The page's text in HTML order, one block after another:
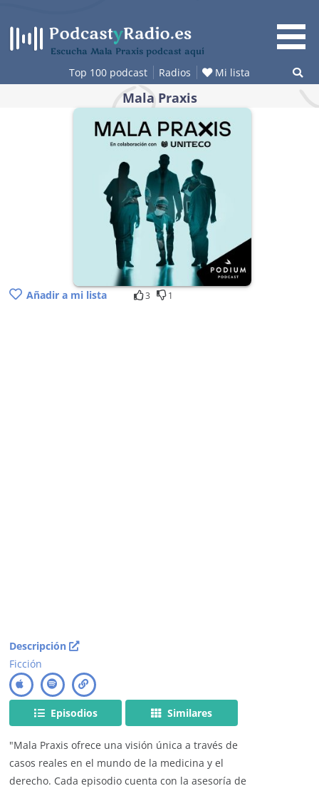
contenido
Escucha Mala Praxis podcast aquí
Top 100 podcast Radios Mi lista
Mala Praxis
Añadir a mi lista 3 1
Descripción
Ficción
Episodios Similares
"Mala Praxis ofrece una visión única a través de
casos reales en el mundo de la medicina y el
derecho. Cada episodio cuenta con la asesoría de